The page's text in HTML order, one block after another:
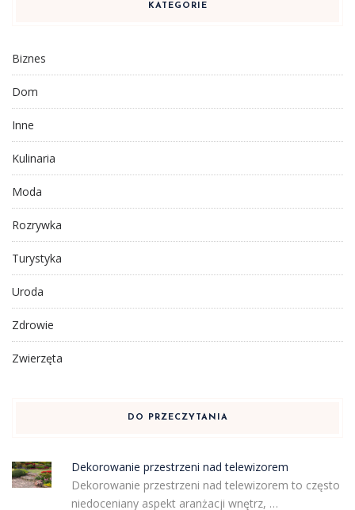
KATEGORIE
Biznes
Dom
Inne
Kulinaria
Moda
Rozrywka
Turystyka
Uroda
Zdrowie
Zwierzęta
DO PRZECZYTANIA
Dekorowanie przestrzeni nad telewizorem
Dekorowanie przestrzeni nad telewizorem to często
niedoceniany aspekt aranżacji wnętrz, …